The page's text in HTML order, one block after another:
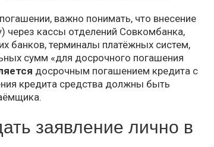
важно понимать, что внесение
через кассы отделений Совкомбанка,
банков, терминалы платёжных систем,
сумм «для досрочного погашения
досрочным погашением кредита с
кредита средства должны быть
заявление лично в